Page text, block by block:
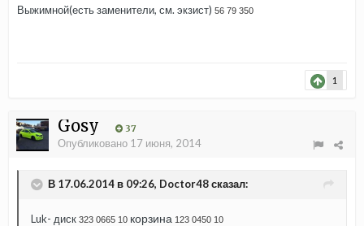
Выжимной(есть заменители, см. экзист) 56 79 350
1
Gosy 37
Опубликовано 17 июня, 2014
В 17.06.2014 в 09:26, Doctor48 сказал:
Luk- диск 323 0665 10 корзина 123 0450 10